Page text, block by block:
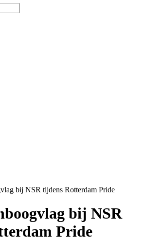
bij NSR tijdens Rotterdam Pride
bij NSR
Pride